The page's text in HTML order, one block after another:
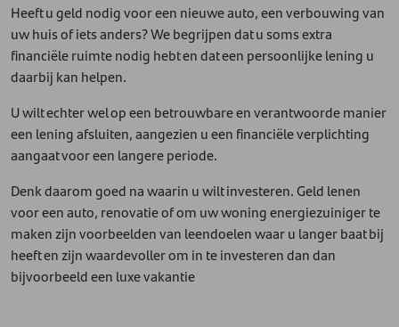
Heeft u geld nodig voor een nieuwe auto, een verbouwing van
uw huis of iets anders? We begrijpen dat u soms extra
financiële ruimte nodig hebt en dat een persoonlijke lening u
daarbij kan helpen.
U wilt echter wel op een betrouwbare en verantwoorde manier
een lening afsluiten, aangezien u een financiële verplichting
aangaat voor een langere periode.
Denk daarom goed na waarin u wilt investeren. Geld lenen
voor een auto, renovatie of om uw woning energiezuiniger te
maken zijn voorbeelden van leendoelen waar u langer baat bij
heeft en zijn waardevoller om in te investeren dan dan
bijvoorbeeld een luxe vakantie